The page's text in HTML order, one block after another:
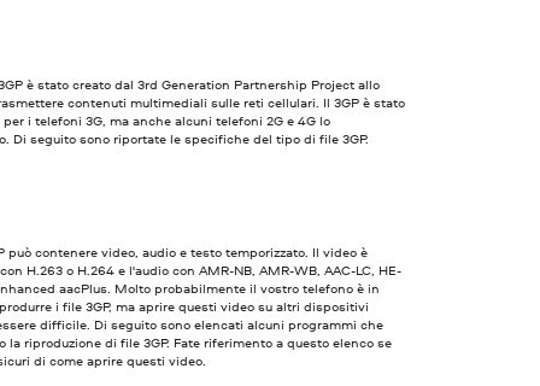
è stato creato dal 3rd Generation Partnership Project allo
contenuti multimediali sulle reti cellulari. Il 3GP è stato
i telefoni 3G, ma anche alcuni telefoni 2G e 4G lo
Di seguito sono riportate le specifiche del tipo di file 3GP.
può contenere video, audio e testo temporizzato. Il video è
H.263 o H.264 e l'audio con AMR-NB, AMR-WB, AAC-LC, HE-
aacPlus. Molto probabilmente il vostro telefono è in
i file 3GP, ma aprire questi video su altri dispositivi
difficile. Di seguito sono elencati alcuni programmi che
la riproduzione di file 3GP. Fate riferimento a questo elenco se
di come aprire questi video.